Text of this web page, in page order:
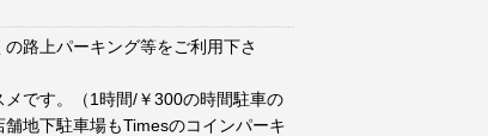
路上パーキング等をご利用下さ
です。（1時間/￥300の時間駐車の
地下駐車場もTimesのコインパーキ